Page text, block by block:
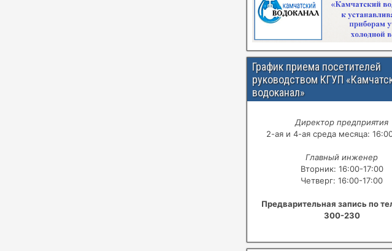
График приема посетителей
руководством КГУП
водоканал»
Директор предприятия
2-ая и 4-ая среда месяца:
Главный инженер
Вторник: 16:00-17:00
Четверг: 16:00-17:00
Предварительная запись по
300-230